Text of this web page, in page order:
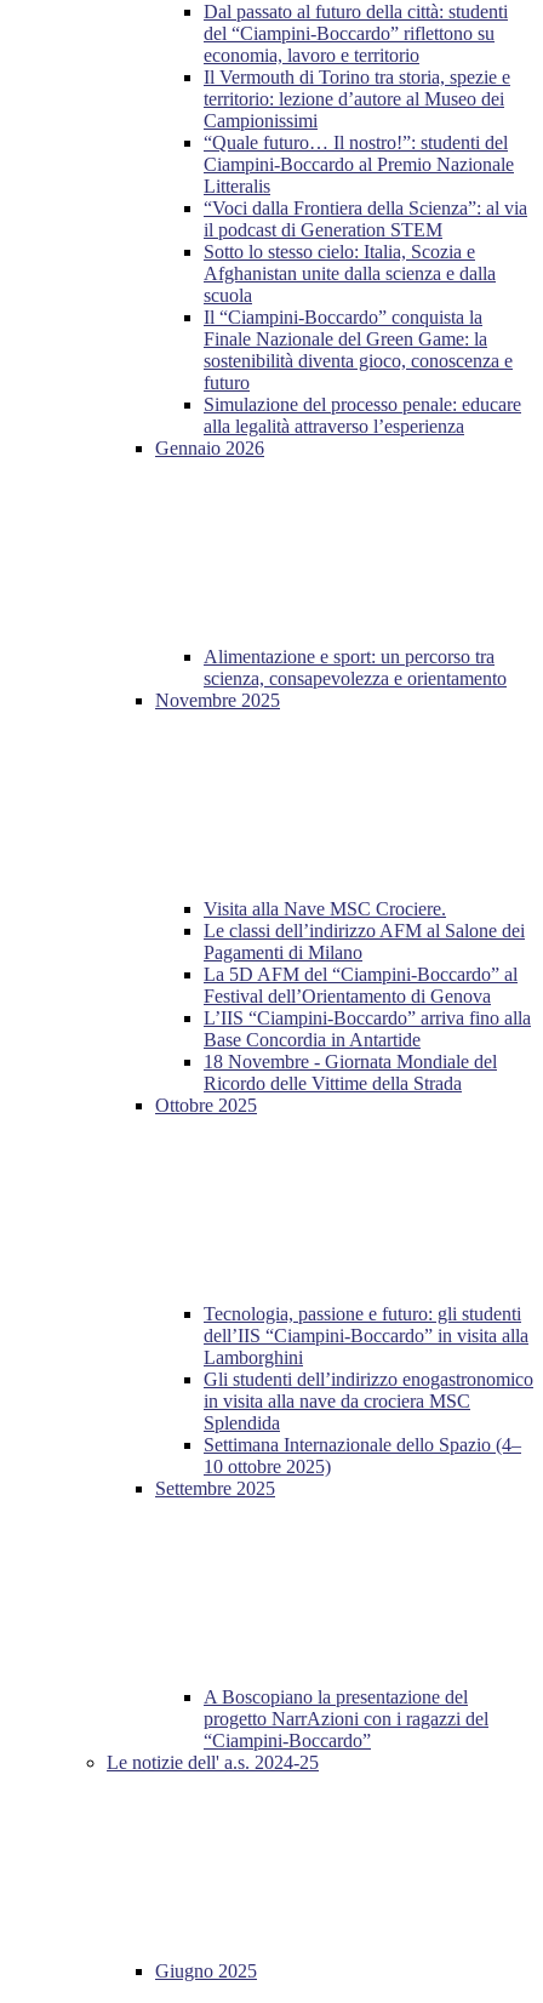
Dal passato al futuro della città: studenti
del “Ciampini-Boccardo” riflettono su
economia, lavoro e territorio
Il Vermouth di Torino tra storia, spezie e
territorio: lezione d’autore al Museo dei
Campionissimi
“Quale futuro… Il nostro!”: studenti del
Ciampini-Boccardo al Premio Nazionale
Litteralis
“Voci dalla Frontiera della Scienza”: al via
il podcast di Generation STEM
Sotto lo stesso cielo: Italia, Scozia e
Afghanistan unite dalla scienza e dalla
scuola
Il “Ciampini-Boccardo” conquista la
Finale Nazionale del Green Game: la
sostenibilità diventa gioco, conoscenza e
futuro
Simulazione del processo penale: educare
alla legalità attraverso l’esperienza
Gennaio 2026
Alimentazione e sport: un percorso tra
scienza, consapevolezza e orientamento
Novembre 2025
Visita alla Nave MSC Crociere.
Le classi dell’indirizzo AFM al Salone dei
Pagamenti di Milano
La 5D AFM del “Ciampini-Boccardo” al
Festival dell’Orientamento di Genova
L’IIS “Ciampini-Boccardo” arriva fino alla
Base Concordia in Antartide
18 Novembre - Giornata Mondiale del
Ricordo delle Vittime della Strada
Ottobre 2025
Tecnologia, passione e futuro: gli studenti
dell’IIS “Ciampini-Boccardo” in visita alla
Lamborghini
Gli studenti dell’indirizzo enogastronomico
in visita alla nave da crociera MSC
Splendida
Settimana Internazionale dello Spazio (4–
10 ottobre 2025)
Settembre 2025
A Boscopiano la presentazione del
progetto NarrAzioni con i ragazzi del
“Ciampini-Boccardo”
Le notizie dell' a.s. 2024-25
Giugno 2025